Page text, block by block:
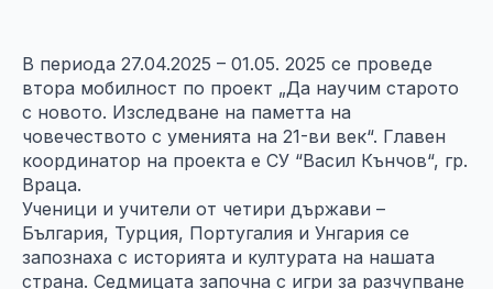
В периода 27.04.2025 – 01.05. 2025 се проведе
втора мобилност по проект „Да научим старото
с новото. Изследване на паметта на
човечеството с уменията на 21-ви век“. Главен
координатор на проекта е СУ “Васил Кънчов“, гр.
Враца.
Ученици и учители от четири държави –
България, Турция, Португалия и Унгария се
запознаха с историята и културата на нашата
страна. Седмицата започна с игри за разчупване